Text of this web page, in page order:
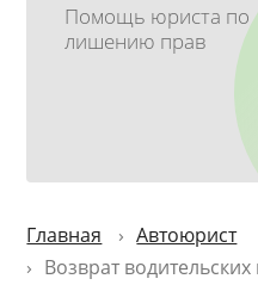
Помощь юриста по
лишению прав
Главная
Автоюрист
Возврат